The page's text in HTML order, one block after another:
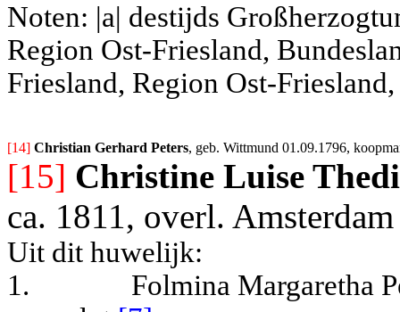
Noten: |a| destijds
Region Ost-Friesland,
Friesland, Region Ost-
[14] Christian Gerhard Peters, geb. Wittmund 01.09.1796,
[15] Christine Luise
ca. 1811, overl.
Uit dit huwelijk:
1.
Folmina Margaretha